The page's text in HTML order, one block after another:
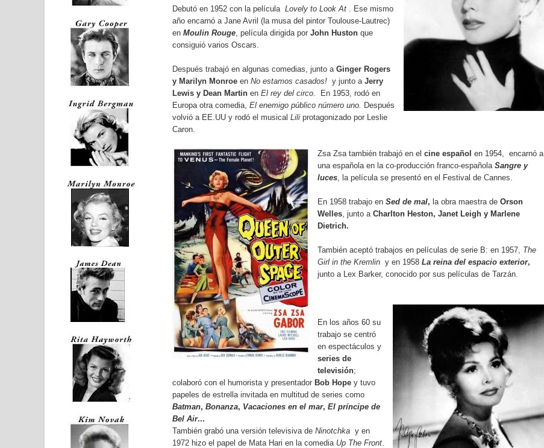
Debutó en 1952 con la película Lovely to Look At . Ese mismo
año encarnó a Jane Avril (la musa del pintor Toulouse-Lautrec)
en Moulin Rouge , película dirigida por John Huston que
consiguió varios Oscars.
Después trabajó en algunas comedias, junto a Ginger Rogers
y Marilyn Monroe en No estamos casados! y junto a Jerry
Lewis y Dean Martin en El rey del circo.
En 1953, rodó en
Europa otra comedia, El enemigo público número uno.
Después
volvió a EE.UU y rodó el musical Lili protagonizado por Leslie
Caron.
Zsa Zsa también trabajó en el cine español en 1954, encarnó a
una española en la co-producción franco-española Sangre y
luces , la película se presentó en el Festival de Cannes.
En 1958 trabajo en Sed de mal, la obra maestra de Orson
Welles , junto a Charlton Heston, Janet Leigh y Marlene
Dietrich.
También aceptó trabajos en películas de serie B: en 1957, The
Girl in the Kremlin y en 1958 La reina del espacio exterior,
junto a Lex Barker, conocido por sus películas de Tarzán.
En los años 60 su
trabajo se centró
en espectáculos y
series de
televisión;
colaboró con el humorista y presentador Bob Hope y tuvo
papeles de estrella invitada en multitud de series como
Batman, Bonanza, Vacaciones en el mar, El príncipe de
Bel Air...
También grabó una versión televisiva de Ninotchka y en
1972 hizo el papel de Mata Hari en la comedia Up The Front